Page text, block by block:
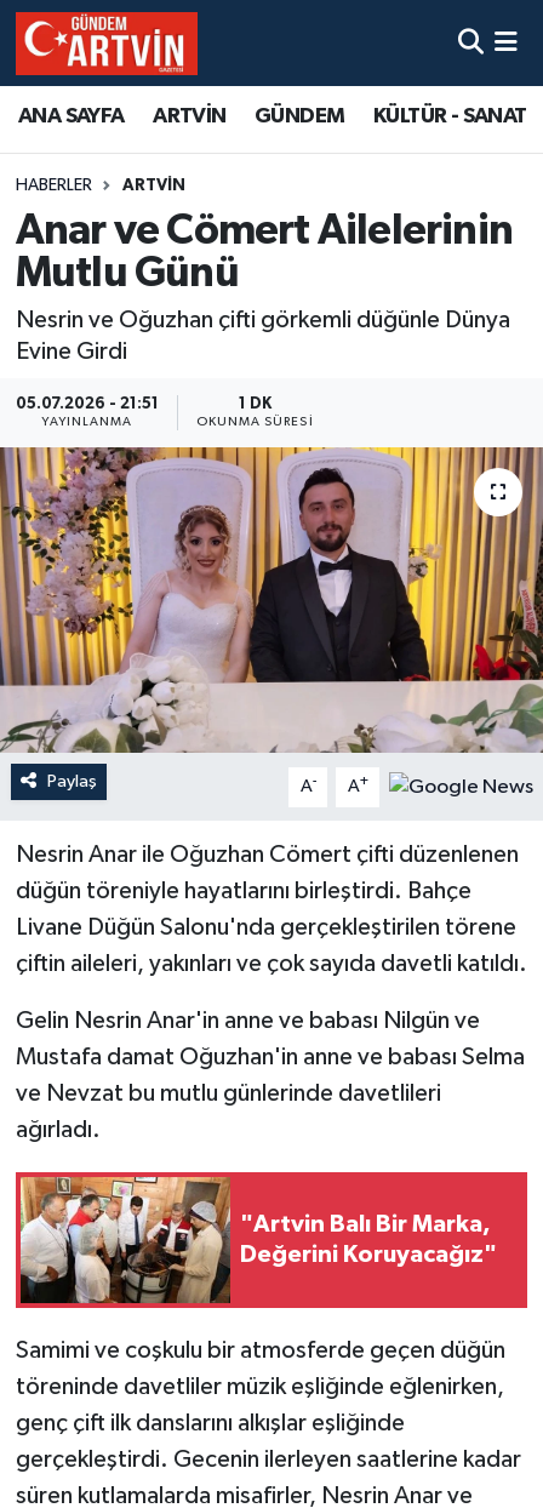
ANA SAYFA ARTVİN GÜNDEM KÜLTÜR - SANAT
HABERLER ARTVİN
Anar ve Cömert Ailelerinin
Mutlu Günü
Nesrin ve Oğuzhan çifti görkemli düğünle Dünya
Evine Girdi
05.07.2026 - 21:51
YAYINLANMA
1 DK
OKUNMA SÜRESI
Paylaş A- A+
Nesrin Anar ile Oğuzhan Cömert çifti düzenlenen
düğün töreniyle hayatlarını birleştirdi. Bahçe
Livane Düğün Salonu'nda gerçekleştirilen törene
çiftin aileleri, yakınları ve çok sayıda davetli katıldı.
Gelin Nesrin Anar'in anne ve babası Nilgün ve
Mustafa damat Oğuzhan'in anne ve babası Selma
ve Nevzat bu mutlu günlerinde davetlileri
ağırladı.
"Artvin Balı Bir Marka,
Değerini Koruyacağız"
Samimi ve coşkulu bir atmosferde geçen düğün
töreninde davetliler müzik eşliğinde eğlenirken,
genç çift ilk danslarını alkışlar eşliğinde
gerçekleştirdi. Gecenin ilerleyen saatlerine kadar
süren kutlamalarda misafirler, Nesrin Anar ve